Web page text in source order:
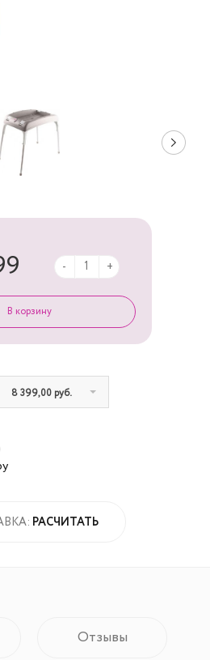
РАСЧИТАТЬ
8 399,00 руб.
- +
Отзывы